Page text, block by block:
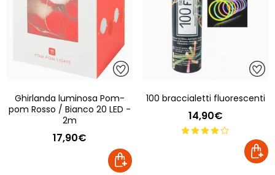
Ghirlanda luminosa Pom-
pom Rosso / Bianco 20 LED -
2m
17,90€
100 braccialetti fluorescenti
14,90€